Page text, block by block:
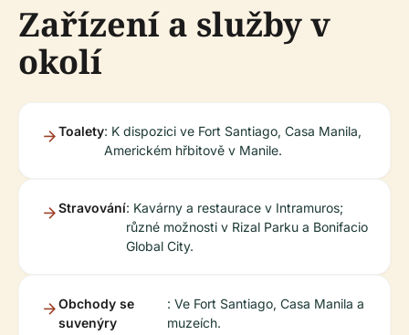
Zařízení a služby v
okolí
Toalety: K dispozici ve Fort Santiago, Casa Manila,
Americkém hřbitově v Manile.
Stravování: Kavárny a restaurace v Intramuros;
různé možnosti v Rizal Parku a Bonifacio
Global City.
Obchody se
suvenýry
: Ve Fort Santiago, Casa Manila a
muzeích.